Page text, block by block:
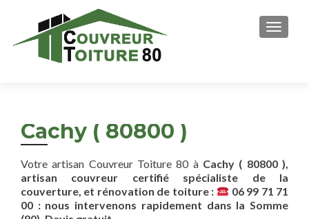
Cachy ( 80800 )
Votre artisan Couvreur Toiture 80 à Cachy ( 80800 ),
artisan couvreur certifié spécialiste de la
couverture, et rénovation de toiture :
06 99 71 71
00 : nous intervenons rapidement dans la Somme